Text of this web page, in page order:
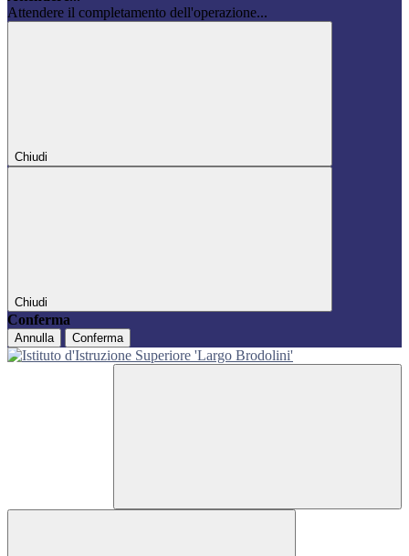
Attendere il completamento dell'operazione...
Chiudi
Chiudi
Conferma
Annulla Conferma